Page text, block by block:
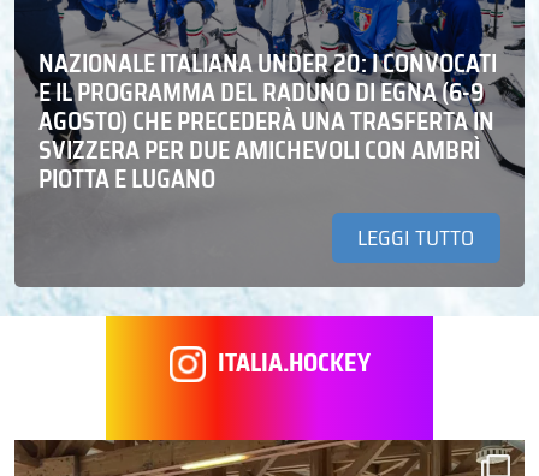
NAZIONALE ITALIANA UNDER 20: I CONVOCATI
E IL PROGRAMMA DEL RADUNO DI EGNA (6-9
AGOSTO) CHE PRECEDERÀ UNA TRASFERTA IN
SVIZZERA PER DUE AMICHEVOLI CON AMBRÌ
PIOTTA E LUGANO
LEGGI TUTTO
ITALIA.HOCKEY